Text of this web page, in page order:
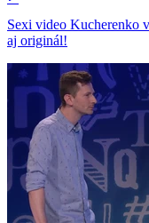
Sexi video Kucherenko
aj originál!